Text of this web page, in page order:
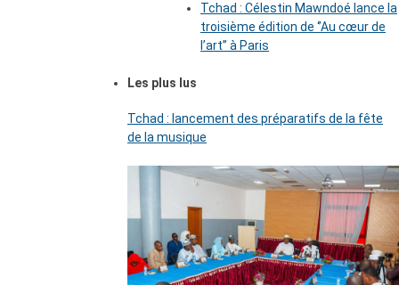
Tchad : Célestin Mawndoé lance la
troisième édition de ‘’Au cœur de
l’art’’ à Paris
Les plus lus
Tchad : lancement des préparatifs de la fête
de la musique